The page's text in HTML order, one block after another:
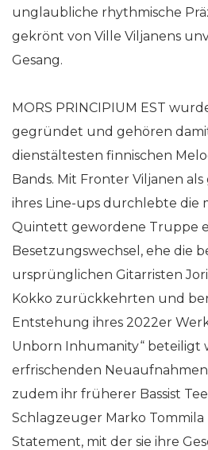
unglaubliche rhythmische
gekrönt von Ville Viljanens
Gesang.
MORS PRINCIPIUM EST
gegründet und gehören
dienstältesten finnischen
Bands. Mit Fronter Viljanen
ihres Line-ups durchlebte die
Quintett gewordene Truppe
Besetzungswechsel, ehe die
ursprünglichen Gitarristen
Kokko zurückkehrten und
Entstehung ihres 2022er
Unborn Inhumanity“ beteiligt
erfrischenden
zudem ihr früherer Bassist
Schlagzeuger Marko Tommila
Statement, mit der sie ihre